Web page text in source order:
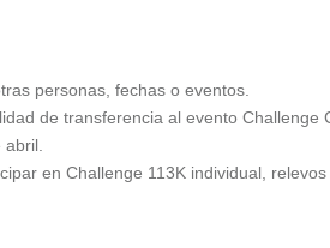
personas, fechas o eventos.
de transferencia al evento
en Challenge 113K individual, relevos